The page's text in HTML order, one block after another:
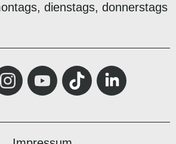
dienstags, donnerstags